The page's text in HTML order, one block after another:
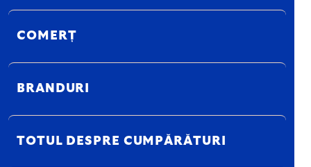
COMERȚ
BRANDURI
TOTUL DESPRE CUMPĂRĂTURI